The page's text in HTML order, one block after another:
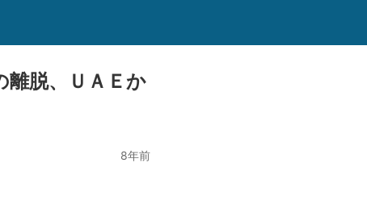
離脱、ＵＡＥか
8年前